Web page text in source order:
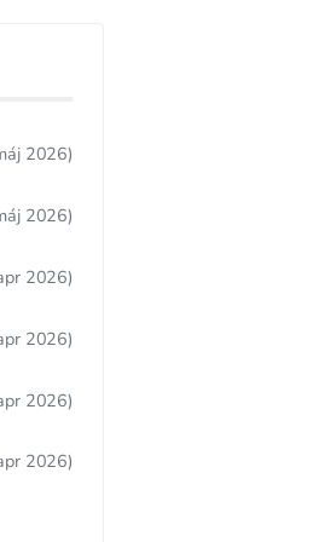
2026)
2026)
2026)
2026)
2026)
2026)